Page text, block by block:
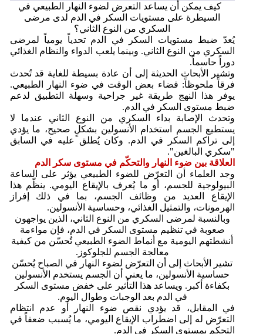
كيف يمكن أن يساعد التعرض لضوء النهار الطبيعي في
السيطرة على مستويات السكر في الدم لدى مرضى
السكري من النوع الثاني؟
يُعدّ ضبط مستويات السكر في الدم تحدياً يومياً لمرضى
السكري من النوع الثاني. وبينما يلعب الدواء والنظام الغذائي
دوراً حاسماً.
وتشير الأبحاث الحديثة إلى أن عادة بسيطة للغاية قد تُحدث
فرقاً ملحوظاً: قضاء بعض الوقت في ضوء النهار الطبيعي.
يوفر هذا النهج طريقة غير جراحية وسهلة التطبيق لدعم
ضبط مستوى السكر في الدم.
وتحدث الإصابة بداء السكري من النوع الثاني عندما لا
يستطيع الجسم استخدام الأنسولين بشكلٍ صحيح، ما يؤدي
إلى تراكم السكر في الدم. وكان يُطلق عليه في السابق
"سكري البالغين".
العلاقة بين ضوء النهار والتحكّم في مستوى سكر الدم
وجد العلماء أن التعرّض للضوء الطبيعي يؤثر على الساعة
البيولوجية للجسم، أو ما يُعرف بالإيقاع اليومي. ينظّم هذا
الإيقاع العديد من وظائف الجسم، بما في ذلك إفراز
الهرمونات، والتمثيل الغذائي، وحساسية الأنسولين.
وبالنسبة لمرضى السكري من النوع الثاني، الذين يواجهون
صعوبة في تنظيم مستوى السكر في الدم، فإن مواءمة
أنشطتهم اليومية مع أنماط الضوء الطبيعي تُحسّن من كيفية
معالجة الجسم للجلوكوز.
تشير الأبحاث إلى أن التعرّض لضوء النهار في الصباح يُحسّن
حساسية الأنسولين، ما يعني أن الجسم يستخدم الأنسولين
بكفاءة أكبر. ويساعد هذا التأثير على خفض مستوى السكر
في الدم بعد الوجبات وطوال اليوم.
في المقابل، قد يؤدي نقص ضوء النهار أو عدم انتظام
التعرّض له إلى اضطراب الإيقاع اليومي، ما يُسبب ضعفاً في
التحكم بمستوى السكر في الدم.